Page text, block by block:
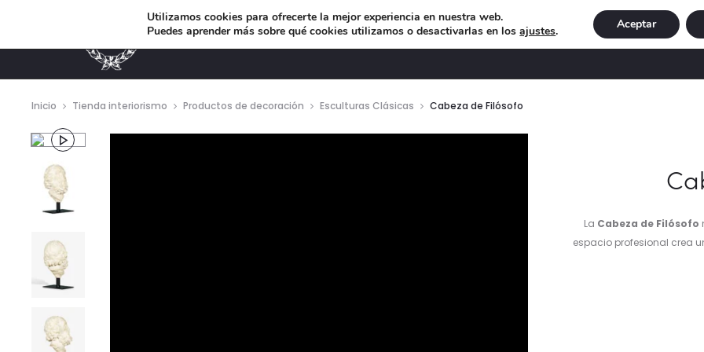
MUEBLES DE DISEÑO ILUMINACIÓN NAVIDAD
Inicio Tienda interiorismo Productos de decoración Esculturas Clásicas Cabeza de Filósofo
La Cabeza de Filósofo
espacio profesional crea
Utilizamos cookies para ofrecerte la mejor experiencia en nuestra web.
Puedes aprender más sobre qué cookies utilizamos o desactivarlas en losajustes. Aceptar